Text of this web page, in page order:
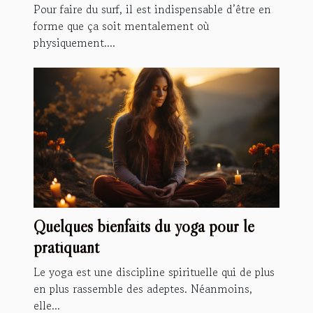
Pour faire du surf, il est indispensable d’être en
forme que ça soit mentalement où
physiquement....
Quelques bienfaits du yoga pour le
pratiquant
Le yoga est une discipline spirituelle qui de plus
en plus rassemble des adeptes. Néanmoins,
elle...